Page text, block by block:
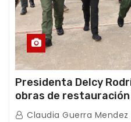
Presidenta Delcy
obras de
afectaciones sísmicas
Claudia Guerra Mendez